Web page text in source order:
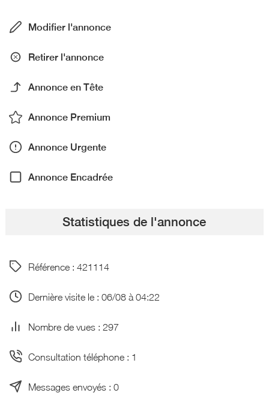
Modifier l'annonce
Retirer l'annonce
Annonce en Tête
Annonce Premium
Annonce Urgente
Annonce Encadrée
Statistiques de l'annonce
Référence : 421114
Dernière visite le : 06/08 à 04:22
Nombre de vues : 297
Consultation téléphone : 1
Messages envoyés : 0